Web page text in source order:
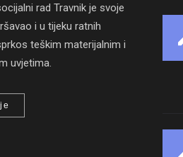
rad Travnik je svoje
i u tijeku ratnih
teškim materijalnim i
uvjetima.